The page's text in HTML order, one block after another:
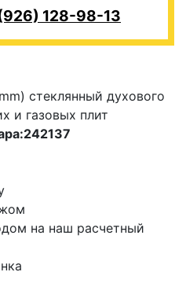
128-98-13
стеклянный духового
и газовых плит
на наш расчетный